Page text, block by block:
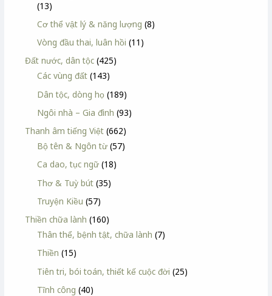
(13)
Cơ thể vật lý & năng lượng (8)
Vòng đầu thai, luân hồi (11)
Đất nước, dân tộc (425)
Các vùng đất (143)
Dân tộc, dòng họ (189)
Ngôi nhà – Gia đình (93)
Thanh âm tiếng Việt (662)
Bộ tên & Ngôn từ (57)
Ca dao, tục ngữ (18)
Thơ & Tuỳ bút (35)
Truyện Kiều (57)
Thiền chữa lành (160)
Thân thể, bệnh tật, chữa lành (7)
Thiền (15)
Tiên tri, bói toán, thiết kế cuộc đời (25)
Tĩnh công (40)